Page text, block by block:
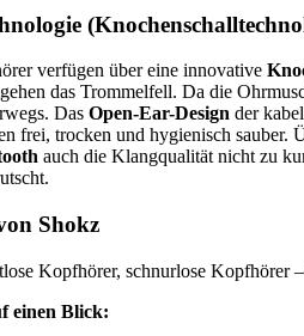
verfügen über eine innovative
das Trommelfell. Da die
Das Open-Ear-Design der
frei, trocken und hygienisch
auch die Klangqualität nicht zu
Shokz
Kopfhörer, schnurlose Kopfhörer
einen Blick: